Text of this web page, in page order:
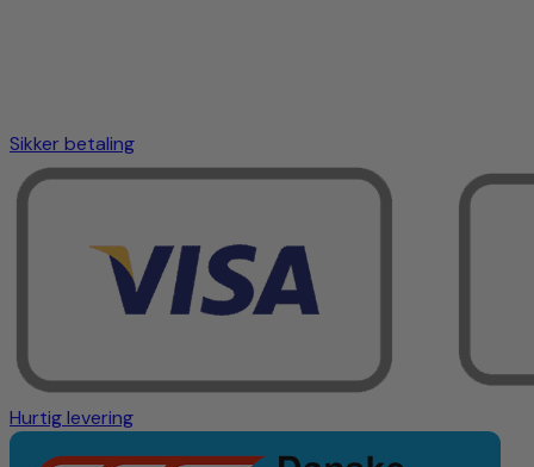
Sikker betaling
Hurtig levering